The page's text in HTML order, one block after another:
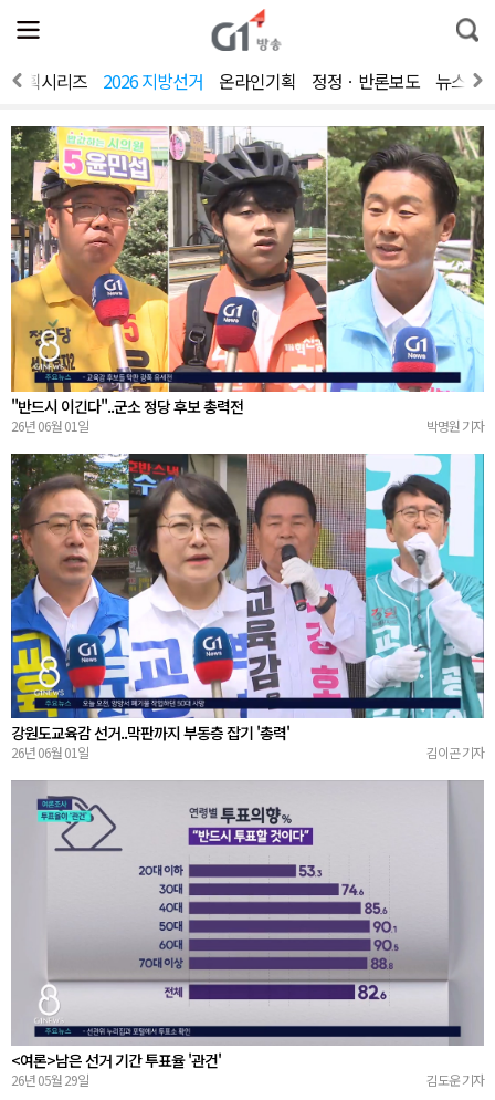
전
체
뉴
열
통
합
색
기획시리즈 2026 지방선거 온라인기획 정정ㆍ반론보도 뉴스제
"반드시 이긴다"..군소 정당 후보 총력전
26년 06월 01일 박명원 기자
강원도교육감 선거..막판까지 부동층 잡기 '총력'
26년 06월 01일 김이곤 기자
<여론>남은 선거 기간 투표율 '관건'
26년 05월 29일 김도운 기자